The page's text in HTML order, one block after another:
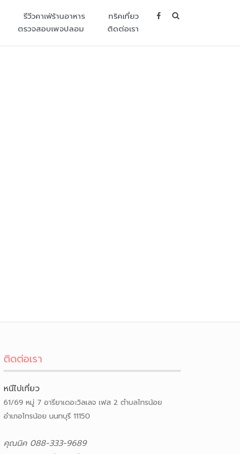
รีวีวคาเฟ่ร้านอาหาร
ทริคเที่ยว
ตรวจสอบเพจปลอม
ติดต่อเรา
ติดต่อเรา
หนีไปเที่ยว
61/69 หมู่ 7 อารียาเดอะวิลเลจ เฟส 2 ตำบลไทรน้อย
อำเภอไทรน้อย นนทบุรี 11150
คุณนิค 088-333-9689